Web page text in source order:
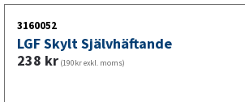
3160052
LGF Skylt Självhäftande
238 kr (190kr exkl. moms)